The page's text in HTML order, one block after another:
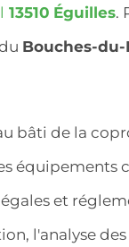
13510 Éguilles.
Bouches-du-
bâti de la
équipements
et
l'analyse